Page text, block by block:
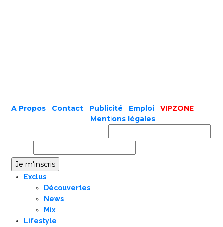
A Propos Contact Publicité Emploi
VIPZONE
Mentions légales
Exclus
Découvertes
News
Mix
Lifestyle